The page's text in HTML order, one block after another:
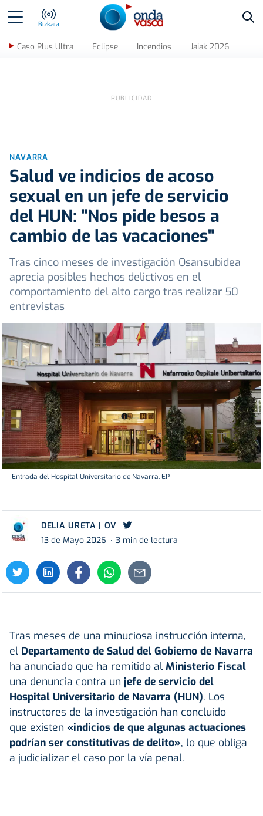
Bizkaia
Caso Plus Ultra Eclipse Incendios Jaiak 2026
NAVARRA
Salud ve indicios de acoso
sexual en un jefe de servicio
del HUN: "Nos pide besos a
cambio de las vacaciones"
Tras cinco meses de investigación Osansubidea
aprecia posibles hechos delictivos en el
comportamiento del alto cargo tras realizar 50
entrevistas
Entrada del Hospital Universitario de Navarra. EP
DELIA URETA | OV
13 de Mayo 2026
3 min de lectura
Tras meses de una minuciosa instrucción interna,
el Departamento de Salud del Gobierno de Navarra
ha anunciado que ha remitido al Ministerio Fiscal
una denuncia contra un jefe de servicio del
Hospital Universitario de Navarra (HUN). Los
instructores de la investigación han concluido
que existen «indicios de que algunas actuaciones
podrían ser constitutivas de delito», lo que obliga
a judicializar el caso por la vía penal.